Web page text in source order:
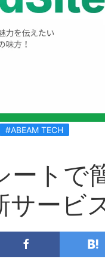
#ABEAM TECH
ートで
ービ